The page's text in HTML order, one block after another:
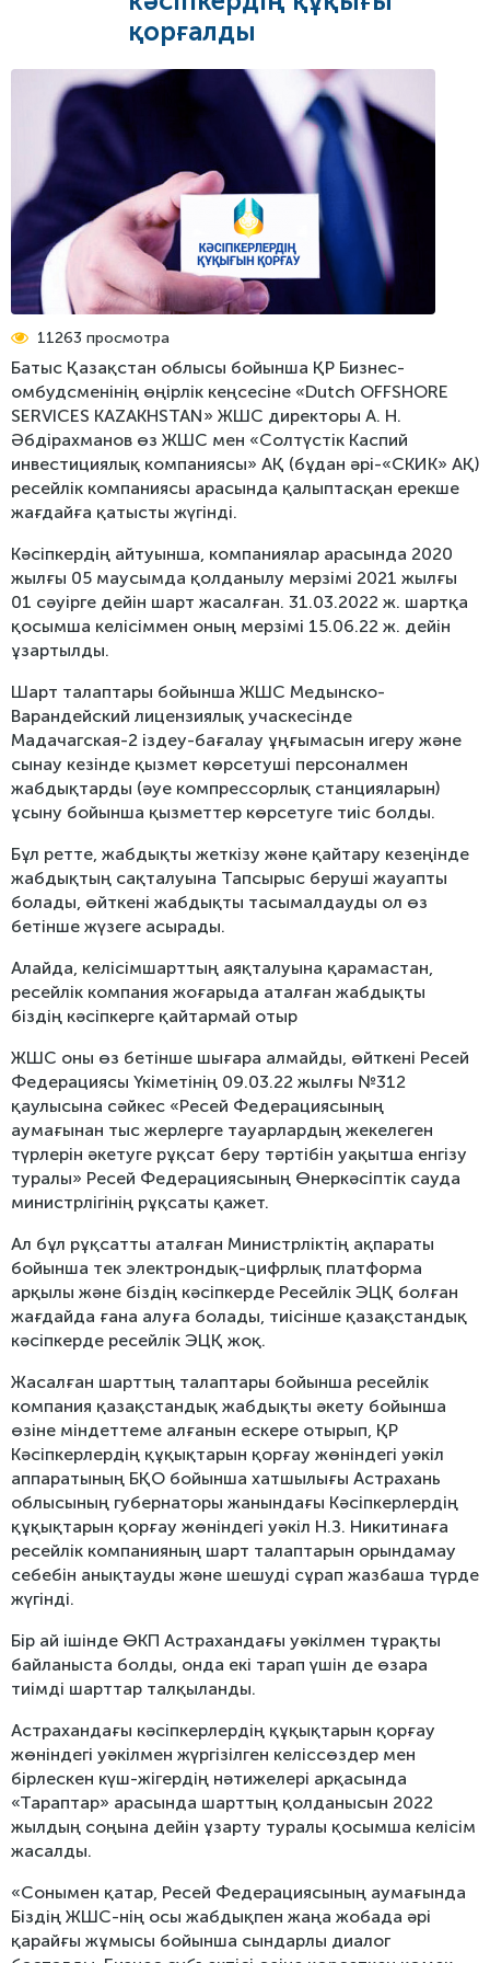
Бизнес-омбудсменнің кәсіпкерлікті қорғау жөніндегі
Сенат ұсынымдар
Түйткілдер тізілімі
Кері байланыс
Баспасөз хабарламалары
Фотогалерея
Халықаралық жаңалықтар
Баяндамалар
Инфографика
қорғалды
11263 просмотра
Батыс Қазақстан облысы бойынша ҚР Бизнес-
омбудсменінің өңірлік кеңсесіне «Dutch OFFSHORE
SERVICES KAZAKHSTAN» ЖШС директоры А. Н.
Әбдірахманов өз ЖШС мен «Солтүстік Каспий
инвестициялық компаниясы» АҚ (бұдан әрі-«СКИК» АҚ)
ресейлік компаниясы арасында қалыптасқан ерекше
жағдайға қатысты жүгінді.
Кәсіпкердің айтуынша, компаниялар арасында 2020
жылғы 05 маусымда қолданылу мерзімі 2021 жылғы
01 сәуірге дейін шарт жасалған. 31.03.2022 ж. шартқа
қосымша келісіммен оның мерзімі 15.06.22 ж. дейін
ұзартылды.
Шарт талаптары бойынша ЖШС Медынско-
Варандейский лицензиялық учаскесінде
Мадачагская-2 іздеу-бағалау ұңғымасын игеру және
сынау кезінде қызмет көрсетуші персоналмен
жабдықтарды (әуе компрессорлық станцияларын)
ұсыну бойынша қызметтер көрсетуге тиіс болды.
Бұл ретте, жабдықты жеткізу және қайтару кезеңінде
жабдықтың сақталуына Тапсырыс беруші жауапты
болады, өйткені жабдықты тасымалдауды ол өз
бетінше жүзеге асырады.
Алайда, келісімшарттың аяқталуына қарамастан,
ресейлік компания жоғарыда аталған жабдықты
біздің кәсіпкерге қайтармай отыр
ЖШС оны өз бетінше шығара алмайды, өйткені Ресей
Федерациясы Үкіметінің 09.03.22 жылғы №312
қаулысына сәйкес «Ресей Федерациясының
аумағынан тыс жерлерге тауарлардың жекелеген
түрлерін әкетуге рұқсат беру тәртібін уақытша енгізу
туралы» Ресей Федерациясының Өнеркәсіптік сауда
министрлігінің рұқсаты қажет.
Ал бұл рұқсатты аталған Министрліктің ақпараты
бойынша тек электрондық-цифрлық платформа
арқылы және біздің кәсіпкерде Ресейлік ЭЦҚ болған
жағдайда ғана алуға болады, тиісінше қазақстандық
кәсіпкерде ресейлік ЭЦҚ жоқ.
Жасалған шарттың талаптары бойынша ресейлік
компания қазақстандық жабдықты әкету бойынша
өзіне міндеттеме алғанын ескере отырып, ҚР
Кәсіпкерлердің құқықтарын қорғау жөніндегі уәкіл
аппаратының БҚО бойынша хатшылығы Астрахань
облысының губернаторы жанындағы Кәсіпкерлердің
құқықтарын қорғау жөніндегі уәкіл Н.З. Никитинаға
ресейлік компанияның шарт талаптарын орындамау
себебін анықтауды және шешуді сұрап жазбаша түрде
жүгінді.
Бір ай ішінде ӨКП Астрахандағы уәкілмен тұрақты
байланыста болды, онда екі тарап үшін де өзара
тиімді шарттар талқыланды.
Астрахандағы кәсіпкерлердің құқықтарын қорғау
жөніндегі уәкілмен жүргізілген келіссөздер мен
бірлескен күш-жігердің нәтижелері арқасында
«Тараптар» арасында шарттың қолданысын 2022
жылдың соңына дейін ұзарту туралы қосымша келісім
жасалды.
«Сонымен қатар, Ресей Федерациясының аумағында
Біздің ЖШС-нің осы жабдықпен жаңа жобада әрі
қарайғы жұмысы бойынша сындарлы диалог